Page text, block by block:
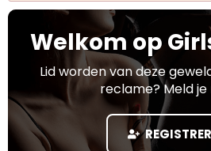
Welkom op
Lid worden van deze
reclame? Meld je